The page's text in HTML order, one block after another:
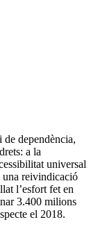
dependència,
a la
universal
una reivindicació
l’esfort fet en
3.400 milions
el 2018.